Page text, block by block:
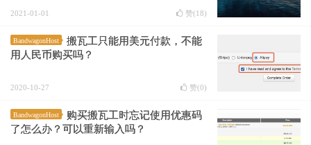
2021-01-01 赞(18)
BandwagonHost
搬瓦工只能用美元付款，不能
用人民币购买吗？
2020-10-27 赞(0)
BandwagonHost
购买搬瓦工时忘记使用优惠码
了怎么办？可以重新输入吗？